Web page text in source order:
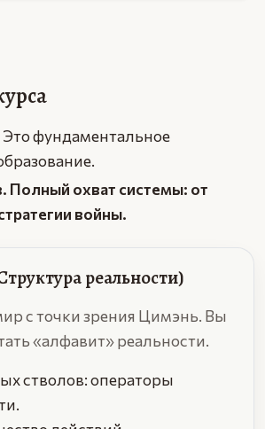
фундаментальное
Полный охват системы: от
войны.
реальности)
с точки зрения Цимэнь. Вы
«алфавит» реальности.
стволов: операторы